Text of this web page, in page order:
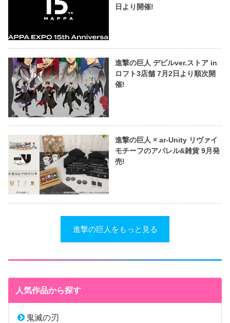
日より開催!
進撃の巨人 デビルver.ストア in
ロフト3店舗 7月2日より順次開
催!
進撃の巨人 × ar-Unity リヴァイ
モチーフのアパレル&雑貨 9月発
売!
進撃の巨人をもっと見る
人気作品から探す
鬼滅の刃